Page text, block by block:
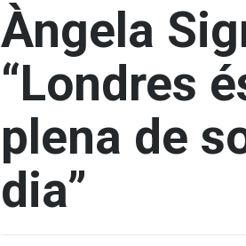
Àngela
“Londres
plena de
dia”